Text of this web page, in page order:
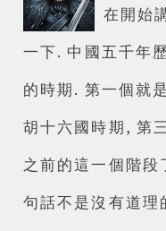
在開始
一下. 中國五千年
的時期. 第一個就
胡十六國時期, 第
之前的這一個階
句話不是沒有道